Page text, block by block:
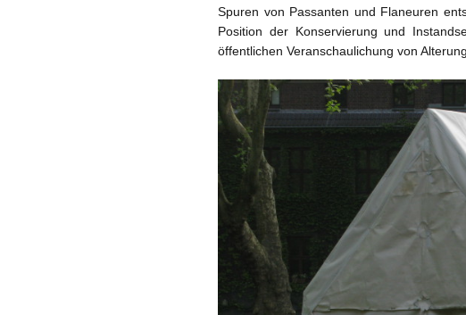
Spuren von Passanten und Flaneuren
Position der Konservierung und
öffentlichen Veranschaulichung von